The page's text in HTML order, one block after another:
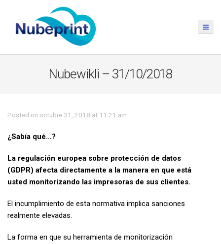
Nubewikli – 31/10/2018
Posted on octubre 31, 2018 at 11:21 am
¿Sabía qué…?
La regulación europea sobre protección de datos
(GDPR) afecta directamente a la manera en que está
usted monitorizando las impresoras de sus clientes.
El incumplimiento de esta normativa implica sanciones
realmente elevadas.
La forma en que su herramienta de monitorización